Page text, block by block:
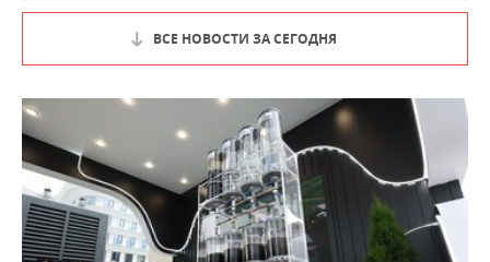
ВСЕ НОВОСТИ ЗА СЕГОДНЯ